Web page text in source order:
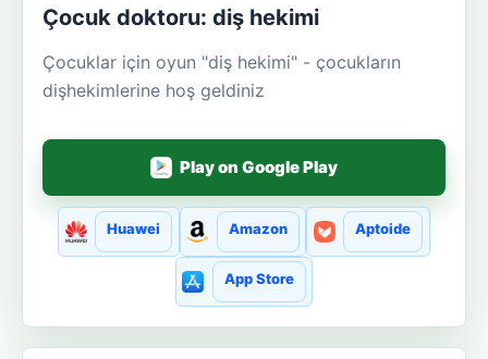
Çocuk doktoru: diş hekimi
Çocuklar için oyun "diş hekimi" - çocukların
dişhekimlerine hoş geldiniz
Play on Google Play
Huawei Amazon Aptoide
App Store